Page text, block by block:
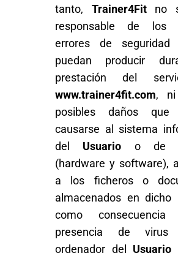
tanto, Trainer4Fitno
responsable de los
errores de
puedan producir
prestación del
www.trainer4fit.com,
posibles daños que
causarse al sistema
del Usuario o de
(hardware y software),
a los ficheros o
almacenados en dicho
como
presencia de
ordenador del Usuario